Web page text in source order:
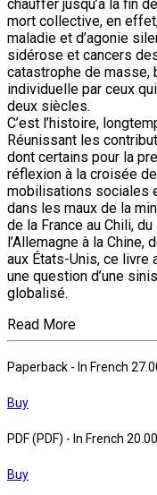
chauffer jusqu’à la fin
mort collective, en
maladie et d’agonie
sidérose et cancers
catastrophe de masse,
individuelle par ceux
deux siècles.
C’est l’histoire,
Réunissant les
dont certains pour la
réflexion à la croisée
mobilisations sociales
dans les maux de la
de la France au Chili,
l’Allemagne à la Chine,
aux États-Unis, ce livre
une question d’une
globalisé.
Read More
Paperback - In French
Buy
PDF (PDF) - In French
Buy